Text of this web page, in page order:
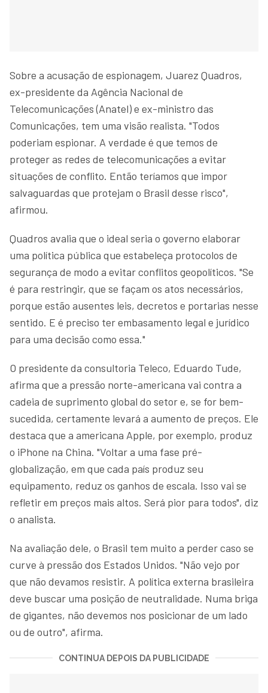
Sobre a acusação de espionagem, Juarez Quadros,
ex-presidente da Agência Nacional de
Telecomunicações (Anatel) e ex-ministro das
Comunicações, tem uma visão realista. "Todos
poderiam espionar. A verdade é que temos de
proteger as redes de telecomunicações a evitar
situações de conflito. Então teríamos que impor
salvaguardas que protejam o Brasil desse risco",
afirmou.
Quadros avalia que o ideal seria o governo elaborar
uma política pública que estabeleça protocolos de
segurança de modo a evitar conflitos geopolíticos. "Se
é para restringir, que se façam os atos necessários,
porque estão ausentes leis, decretos e portarias nesse
sentido. E é preciso ter embasamento legal e jurídico
para uma decisão como essa."
O presidente da consultoria Teleco, Eduardo Tude,
afirma que a pressão norte-americana vai contra a
cadeia de suprimento global do setor e, se for bem-
sucedida, certamente levará a aumento de preços. Ele
destaca que a americana Apple, por exemplo, produz
o iPhone na China. "Voltar a uma fase pré-
globalização, em que cada país produz seu
equipamento, reduz os ganhos de escala. Isso vai se
refletir em preços mais altos. Será pior para todos", diz
o analista.
Na avaliação dele, o Brasil tem muito a perder caso se
curve à pressão dos Estados Unidos. "Não vejo por
que não devamos resistir. A política externa brasileira
deve buscar uma posição de neutralidade. Numa briga
de gigantes, não devemos nos posicionar de um lado
ou de outro", afirma.
CONTINUA DEPOIS DA PUBLICIDADE